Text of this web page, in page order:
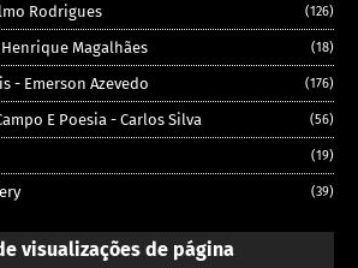
Rodrigues (126)
Magalhães (18)
- Emerson Azevedo (176)
E Poesia - Carlos Silva (56)
(19)
(39)
visualizações de página